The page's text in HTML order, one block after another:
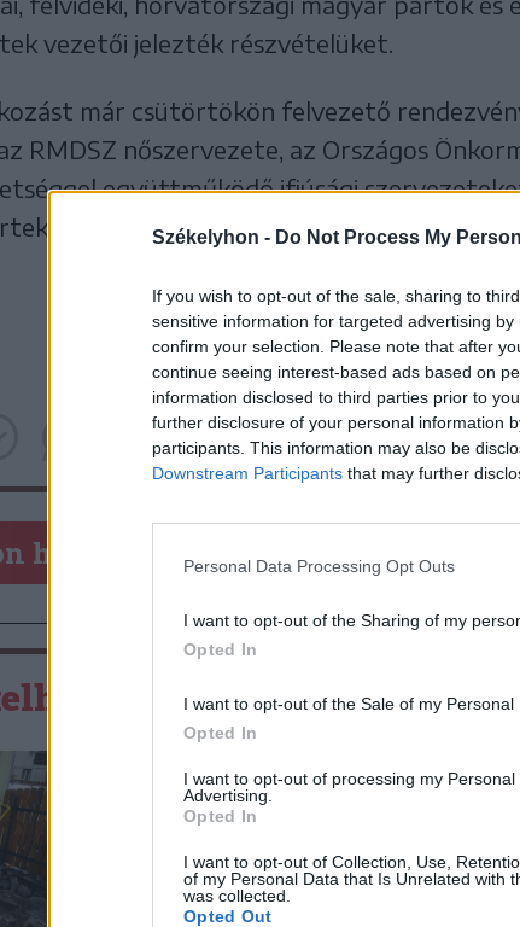
Székelyhon - Do Not Process My
If you wish to opt-out of the sale, sharing to
sensitive information for targeted advertising
confirm your selection. Please note that after
continue seeing interest-based ads based on
information disclosed to third parties prior to
further disclosure of your personal information
participants. This information may also be
Downstream Participants that may further
Personal Data Processing Opt Outs
I want to opt-out of the Sharing of my
Opted In
I want to opt-out of the Sale of my Personal
Opted In
I want to opt-out of processing my Personal
Advertising.
Opted In
I want to opt-out of Collection, Use,
of my Personal Data that Is Unrelated with
was collected.
Opted Out
vezetői jelezték részvételüket.
már csütörtökön felvezető
RMDSZ nőszervezete, az Országos
együttműködő ifjúsági
(MIÉRT).
hozzá!